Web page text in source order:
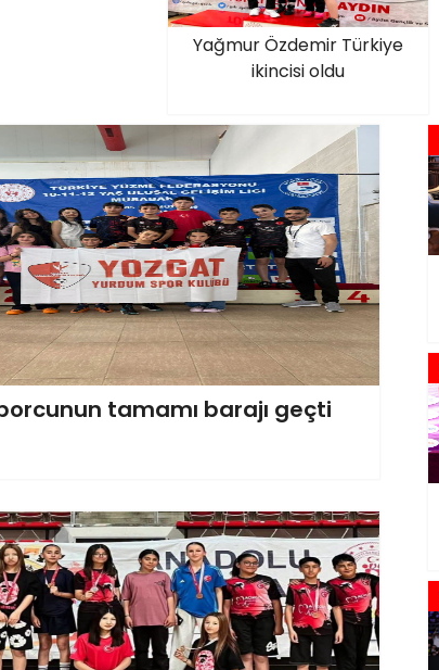
Yağmur Özdemir Türkiye
ikincisi oldu
tamamı barajı geçti